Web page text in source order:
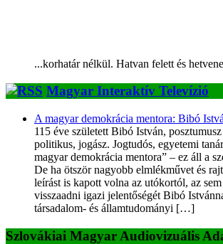
...korhatár nélkül. Hatvan felett és
Magyar Interaktív Televízió
A magyar demokrácia mentora: Bibó
115 éve született Bibó István,
politikus, jogász. Jogtudós, egyetemi
magyar demokrácia mentora” – ez áll a
De ha ötször nagyobb elmlékművet és
leírást is kapott volna az utókortól, az
visszaadni igazi jelentőségét Bibó
társadalom- és államtudományi […]
Szlovákiai Magyar Audiovizuális